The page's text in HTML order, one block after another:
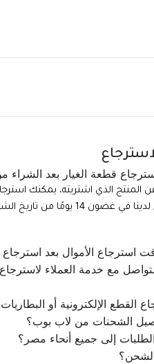
قطعة الغيار بعد الشراء
المنتج الذي اشتريته، يمكنك
14 يومًا من تاريخ الشراء.
استرجاع الأموال بعد استرجاع
مع خدمة العملاء
القطع الإلكترونية أو
الشحنات من لاب بوب؟
إلى جميع أنحاء مصر؟